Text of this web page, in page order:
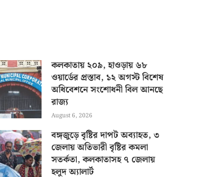
কলকাতায় ২০৯, হাওড়ায় ৬৮
ওয়ার্ডের প্রস্তাব, ১২ অগস্ট বিশেষ
অধিবেশনে সংশোধনী বিল আনছে
রাজ্য
August 6, 2026
বঙ্গজুড়ে বৃষ্টির দাপট অব্যাহত, ৩
জেলায় অতিভারী বৃষ্টির কমলা
সতর্কতা, কলকাতাসহ ৭ জেলায়
হলুদ অ্যালার্ট